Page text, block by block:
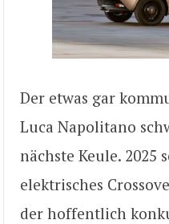
Der etwas gar
Luca Napolitano
nächste Keule. 2025
elektrisches
der hoffentlich